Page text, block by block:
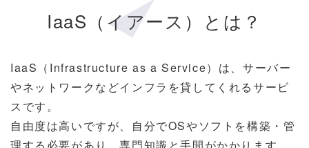
IaaS（イアース）とは？
IaaS（Infrastructure as a Service）は、サーバー
やネットワークなどインフラを貸してくれるサービ
スです。
自由度は高いですが、自分でOSやソフトを構築・管